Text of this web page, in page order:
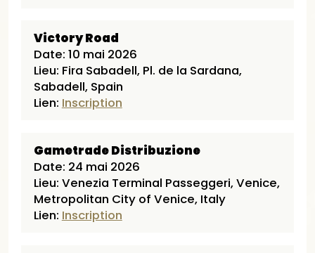
Victory Road
Date: 10 mai 2026
Lieu: Fira Sabadell, Pl. de la Sardana,
Sabadell, Spain
Lien: Inscription
Gametrade Distribuzione
Date: 24 mai 2026
Lieu: Venezia Terminal Passeggeri, Venice,
Metropolitan City of Venice, Italy
Lien: Inscription